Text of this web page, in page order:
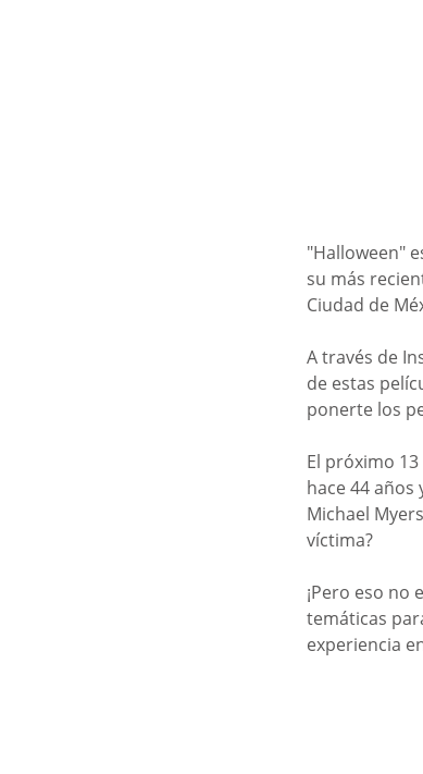
"Halloween"
su más
Ciudad de
A través de
de estas
ponerte los
El próximo
hace 44
Michael
víctima?
¡Pero eso no
temáticas
experiencia